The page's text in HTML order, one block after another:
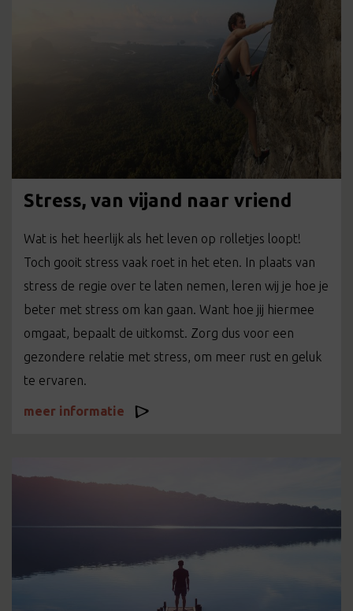
Stress, van vijand naar vriend
Wat is het heerlijk als het leven op rolletjes loopt!
Toch gooit stress vaak roet in het eten. In plaats van
stress de regie over te laten nemen, leren wij je hoe je
beter met stress om kan gaan. Want hoe jij hiermee
omgaat, bepaalt de uitkomst. Zorg dus voor een
gezondere relatie met stress, om meer rust en geluk
te ervaren.
meer informatie